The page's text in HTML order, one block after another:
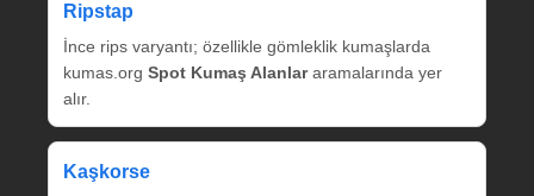
Ripstap
İnce rips varyantı; özellikle gömleklik kumaşlarda
kumas.org Spot Kumaş Alanlararamalarında yer
alır.
Kaşkorse